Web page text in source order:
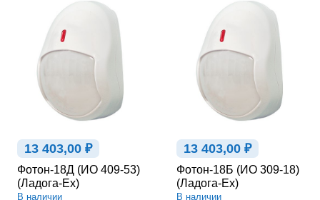
13 403,00 ₽
Фотон-18Д (ИО 409-53)
(Ладога-Ex)
В наличии
13 403,00 ₽
Фотон-18Б (ИО 309-18)
(Ладога-Ex)
В наличии